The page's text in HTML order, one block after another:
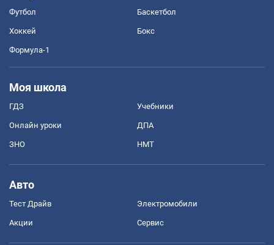
Футбол Баскетбол
Хоккей Бокс
Формула-1
Моя школа
ГДЗ Учебники
Онлайн уроки ДПА
ЗНО НМТ
Авто
Тест Драйв Электромобили
Акции Сервис